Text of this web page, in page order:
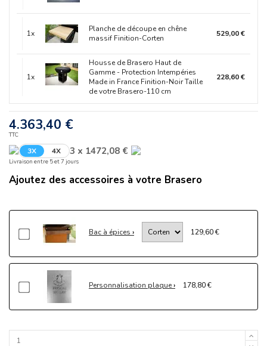
1x
Planche de découpe en chêne
massif Finition-Corten
529,00 €
1x
Housse de Brasero Haut de
Gamme - Protection Intempéries
Made in France Finition-Noir Taille
de votre Brasero-110 cm
228,60 €
4.363,40 €
TTC
3X 4X 3 x 1472,08 €
Livraison entre 5 et 7 jours
Ajoutez des accessoires à votre Brasero
Bac à épices 129,60 €
Personnalisation plaque 178,80 €